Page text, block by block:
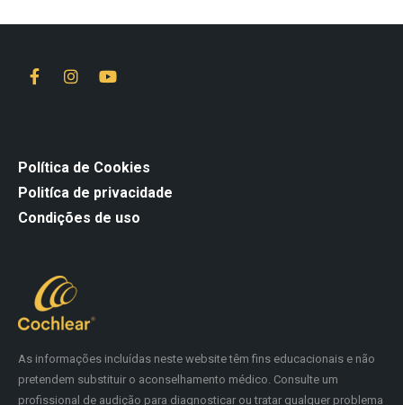
As informações incluídas neste website têm fins educacionais e não
pretendem substituir o aconselhamento médico. Consulte um
profissional de audição para diagnosticar ou tratar qualquer problema
Política de Cookies
Politíca de privacidade
Condições de uso